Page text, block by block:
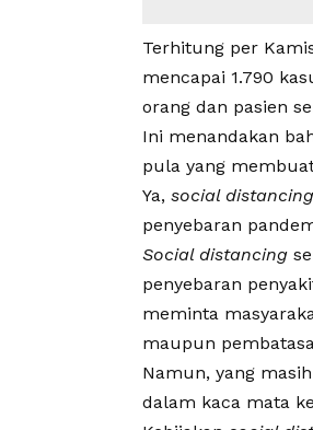
Terhitung per
mencapai 1.790
orang dan pasien
Ini menandakan
pula yang
Ya, social distancing
penyebaran
Social distancing
penyebaran
meminta
maupun
Namun, yang
dalam kaca mata